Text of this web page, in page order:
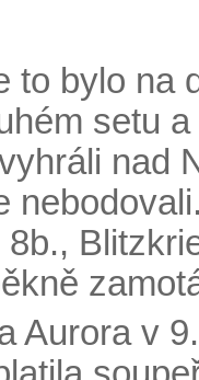
to bylo na
setu
nad
8b.,
Aurora v